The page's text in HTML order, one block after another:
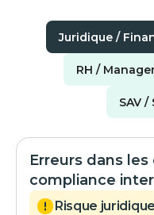
Juridique /
RH /
SAV
Erreurs dans
compliance
Risque